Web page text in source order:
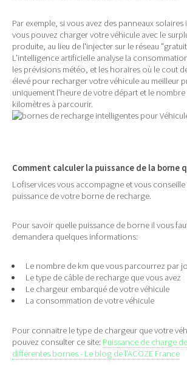
Par exemple, si vous avez des panneaux
vous pouvez charger votre véhicule avec le
produite, au lieu de l'injecter sur le réseau
L'intelligence artificielle analyse la
les prévisions météo, et les horaires où le cout
élevé pour recharger votre véhicule au meilleur
uniquement l'heure de votre départ et le
kilomètres à parcourir.
Comment calculer la puissance de la borne
Lofiservices vous accompagne et vous
puissance de votre borne de recharge.
Pour savoir quelle puissance de borne il vous
demandera quelques informations:
Le nombre de km que vous parcourrez par
Le type de câble de recharge que vous avez
Le chargeur embarqué de votre véhicule
La consommation de votre véhicule
Pour connaitre le type de chargeur que votre
pouvez consulter ce site: Puissance de charge
différentes bornes - Le blog de l'ACOZE France